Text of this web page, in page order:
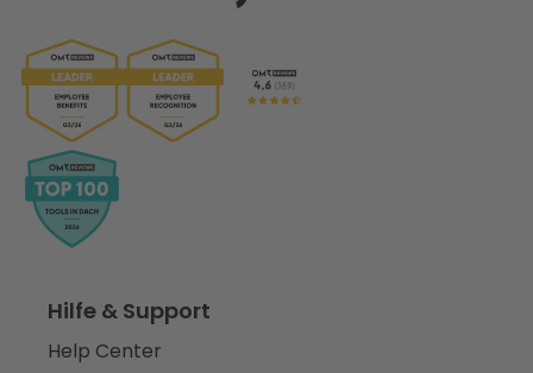
Hilfe & Support
Help Center